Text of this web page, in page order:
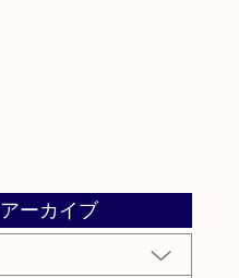
アーカイブ